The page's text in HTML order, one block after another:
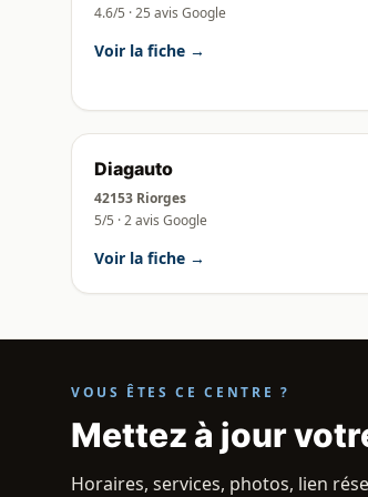
4.6/5 · 25 avis Google
Voir la fiche →
Diagauto
42153 Riorges
5/5 · 2 avis Google
Voir la fiche →
VOUS ÊTES CE CENTRE ?
Mettez à jour
Horaires, services, photos, lien